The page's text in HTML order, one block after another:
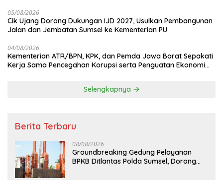
05/08/2026
Cik Ujang Dorong Dukungan IJD 2027, Usulkan Pembangunan
Jalan dan Jembatan Sumsel ke Kementerian PU
04/08/2026
Kementerian ATR/BPN, KPK, dan Pemda Jawa Barat Sepakati
Kerja Sama Pencegahan Korupsi serta Penguatan Ekonomi
Selengkapnya
Berita Terbaru
08/08/2026
Groundbreaking Gedung Pelayanan
BPKB Ditlantas Polda Sumsel, Dorong